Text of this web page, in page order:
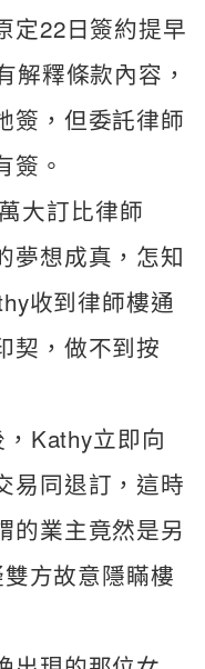
定22日簽約提早
解釋條款內容，
簽，但委託律師
簽。
大訂比律師
夢想成真，怎知
收到律師樓通
契，做不到按
Kathy立即向
易同退訂，這時
的業主竟然是另
方故意隱瞞樓